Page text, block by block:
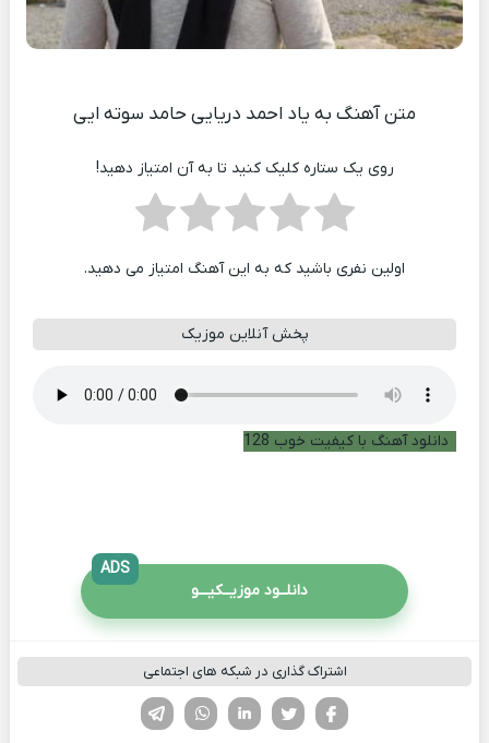
متن آهنگ به یاد احمد دریایی حامد سوته ایی
روی یک ستاره کلیک کنید تا به آن امتیاز دهید!
اولین نفری باشید که به این آهنگ امتیاز می دهید.
پخش آنلاین موزیک
دانلود آهنگ با کیفیت خوب 128
دانلــود موزیــکیـــو
ADS
اشتراک گذاری در شبکه های اجتماعی
لینکدین تویتر
فیسوک